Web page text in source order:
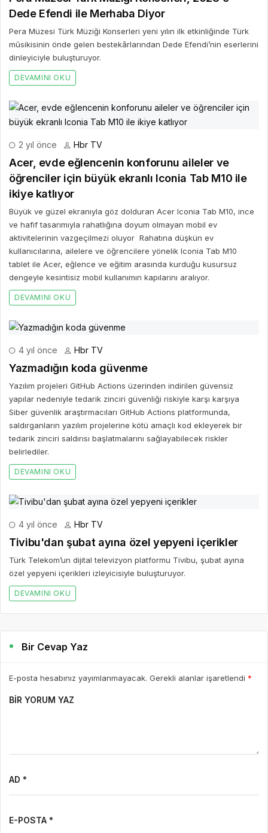
Dede Efendi ile Merhaba Diyor
Pera Müzesi Türk Müziği Konserleri yeni yılın ilk etkinliğinde Türk
mûsikisinin önde gelen bestekârlarından Dede Efendi’nin eserlerini
dinleyiciyle buluşturuyor.
DEVAMINI OKU
2 yıl önce Hbr TV
Acer, evde eğlencenin konforunu aileler ve
öğrenciler için büyük ekranlı Iconia Tab M10 ile
ikiye katlıyor
Büyük ve güzel ekranıyla göz dolduran Acer Iconia Tab M10, ince
ve hafif tasarımıyla rahatlığına doyum olmayan mobil ev
aktivitelerinin vazgeçilmezi oluyor Rahatına düşkün ev
kullanıcılarına, ailelere ve öğrencilere yönelik Iconia Tab M10
tablet ile Acer, eğlence ve eğitim arasında kurduğu kusursuz
dengeyle kesintisiz mobil kullanımın kapılarını aralıyor.
DEVAMINI OKU
4 yıl önce Hbr TV
Yazmadığın koda güvenme
Yazılım projeleri GitHub Actions üzerinden indirilen güvensiz
yapılar nedeniyle tedarik zinciri güvenliği riskiyle karşı karşıya
Siber güvenlik araştırmacıları GitHub Actions platformunda,
saldırganların yazılım projelerine kötü amaçlı kod ekleyerek bir
tedarik zinciri saldırısı başlatmalarını sağlayabilecek riskler
belirlediler.
DEVAMINI OKU
4 yıl önce Hbr TV
Tivibu'dan şubat ayına özel yepyeni içerikler
Türk Telekom’un dijital televizyon platformu Tivibu, şubat ayına
özel yepyeni içerikleri izleyicisiyle buluşturuyor.
DEVAMINI OKU
Bir Cevap Yaz
E-posta hesabınız yayımlanmayacak. Gerekli alanlar işaretlendi *
BIR YORUM YAZ
AD *
E-POSTA *